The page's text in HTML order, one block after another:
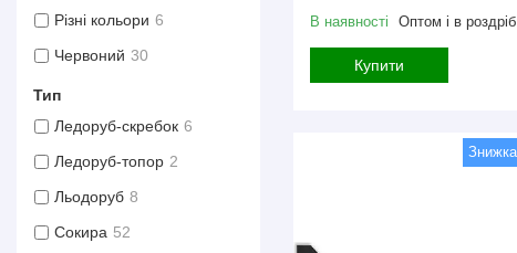
В наявності Оптом і в роздріб
Купити
Різні кольори 6
Червоний 30
Тип
Ледоруб-скребок 6
Ледоруб-топор 2
Льодоруб 8
Сокира 52